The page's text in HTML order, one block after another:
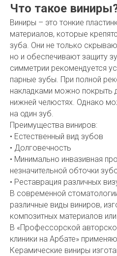
Что такое
Виниры – это тонкие
материалов, которые
зуба. Они не только
но и обеспечивают защиту
симметрии рекомендуется
парные зубы. При полной
накладками можно покрыть
нижней челюстях. Однако
на один зуб.
Преимущества виниров:
• Естественный вид зубов
• Долговечность
• Минимально инвазивная
незначительной обточки
• Реставрация различных
В современной
различные виды виниров,
композитных материалов
В «Профессорской
клиники на Арбате»
Керамические виниры